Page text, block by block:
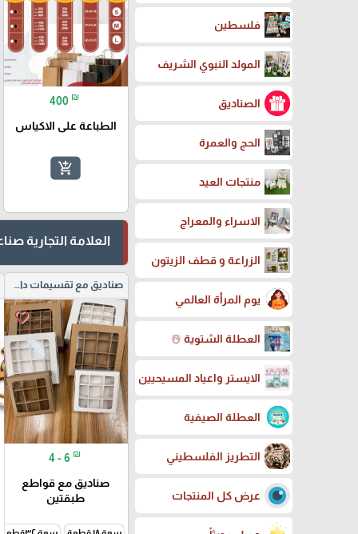
فلسطين
المولد النبوي الشريف
الصناديق
الحج والعمرة
منتجات العيد
الاسراء والمعراج
الزراعة و قطف الزيتون
يوم المرأة العالمي
العطلة الشتوية ☃️
الايستر واعياد المسيحيين
العطلة الصيفية
التطريز الفلسطيني
عرض كل المنتجات
400 ₪
الطباعة على الاكياس
add_shopping_cart
العلامة التجارية
صناديق مع تقسيمات داخلية
favorite_border
4 - 6 ₪
صناديق مع قواطع
طبقتين